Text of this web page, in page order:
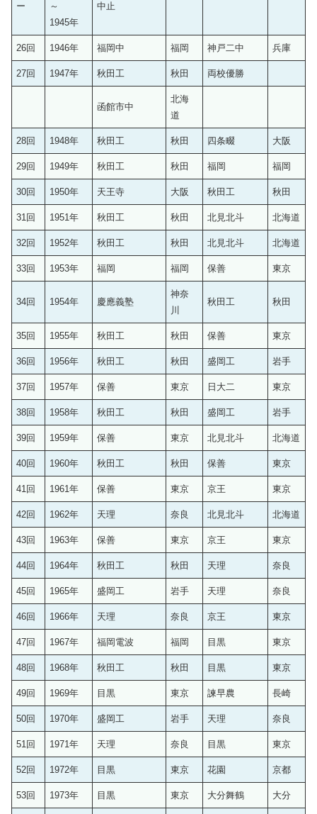
ー
～
1945年
中止
26回 1946年 福岡中 福岡 神戸二中 兵庫
27回 1947年 秋田工 秋田 両校優勝
函館市中
北海
道
28回 1948年 秋田工 秋田 四条畷 大阪
29回 1949年 秋田工 秋田 福岡 福岡
30回 1950年 天王寺 大阪 秋田工 秋田
31回 1951年 秋田工 秋田 北見北斗 北海道
32回 1952年 秋田工 秋田 北見北斗 北海道
33回 1953年 福岡 福岡 保善 東京
34回 1954年 慶應義塾
神奈
川
秋田工 秋田
35回 1955年 秋田工 秋田 保善 東京
36回 1956年 秋田工 秋田 盛岡工 岩手
37回 1957年 保善 東京 日大二 東京
38回 1958年 秋田工 秋田 盛岡工 岩手
39回 1959年 保善 東京 北見北斗 北海道
40回 1960年 秋田工 秋田 保善 東京
41回 1961年 保善 東京 京王 東京
42回 1962年 天理 奈良 北見北斗 北海道
43回 1963年 保善 東京 京王 東京
44回 1964年 秋田工 秋田 天理 奈良
45回 1965年 盛岡工 岩手 天理 奈良
46回 1966年 天理 奈良 京王 東京
47回 1967年 福岡電波 福岡 目黒 東京
48回 1968年 秋田工 秋田 目黒 東京
49回 1969年 目黒 東京 諫早農 長崎
50回 1970年 盛岡工 岩手 天理 奈良
51回 1971年 天理 奈良 目黒 東京
52回 1972年 目黒 東京 花園 京都
53回 1973年 目黒 東京 大分舞鶴 大分